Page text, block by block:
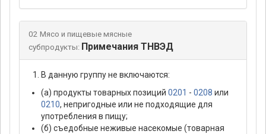
02 Мясо и пищевые мясные
субпродукты: Примечания ТНВЭД
В данную группу не включаются:
(а) продукты товарных позиций 0201 - 0208 или
0210, непригодные или не подходящие для
употребления в пищу;
(б) съедобные неживые насекомые (товарная